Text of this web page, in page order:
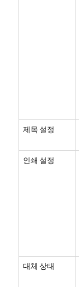
제목 설정
인쇄 설정
대체 상태